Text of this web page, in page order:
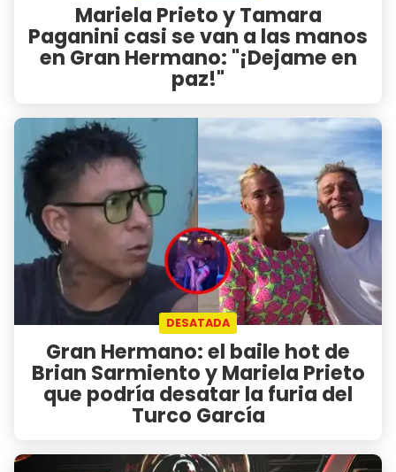
Mariela Prieto y Tamara
Paganini casi se van a las manos
en Gran Hermano: "¡Dejame en
paz!"
DESATADA
Gran Hermano: el baile hot de
Brian Sarmiento y Mariela Prieto
que podría desatar la furia del
Turco García